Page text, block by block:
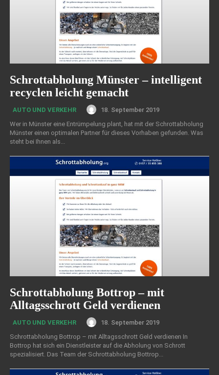
Schrottabholung Münster – intelligent
recyclen leicht gemacht
AUTO UND VERKEHR
18. September 2019
Wer in Münster eine Entrümpelung plant, hat mit der Schrottabholung
Münster einen optimalen Partner für dieses Vorhaben gefunden. Was
steht bei Ihnen als...
Schrottabholung Bottrop – mit
Alltagsschrott Geld verdienen
AUTO UND VERKEHR
18. September 2019
Schrottabholung Bottrop – mit Alltagsschrott Geld verdienen In
Bottrop hat sich ein Dienstleister auf die Abholung von Schrott
spezialisiert. Das Team der Schrottabholung Bottrop...